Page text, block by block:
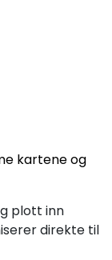
kartene og
plott inn
direkte til